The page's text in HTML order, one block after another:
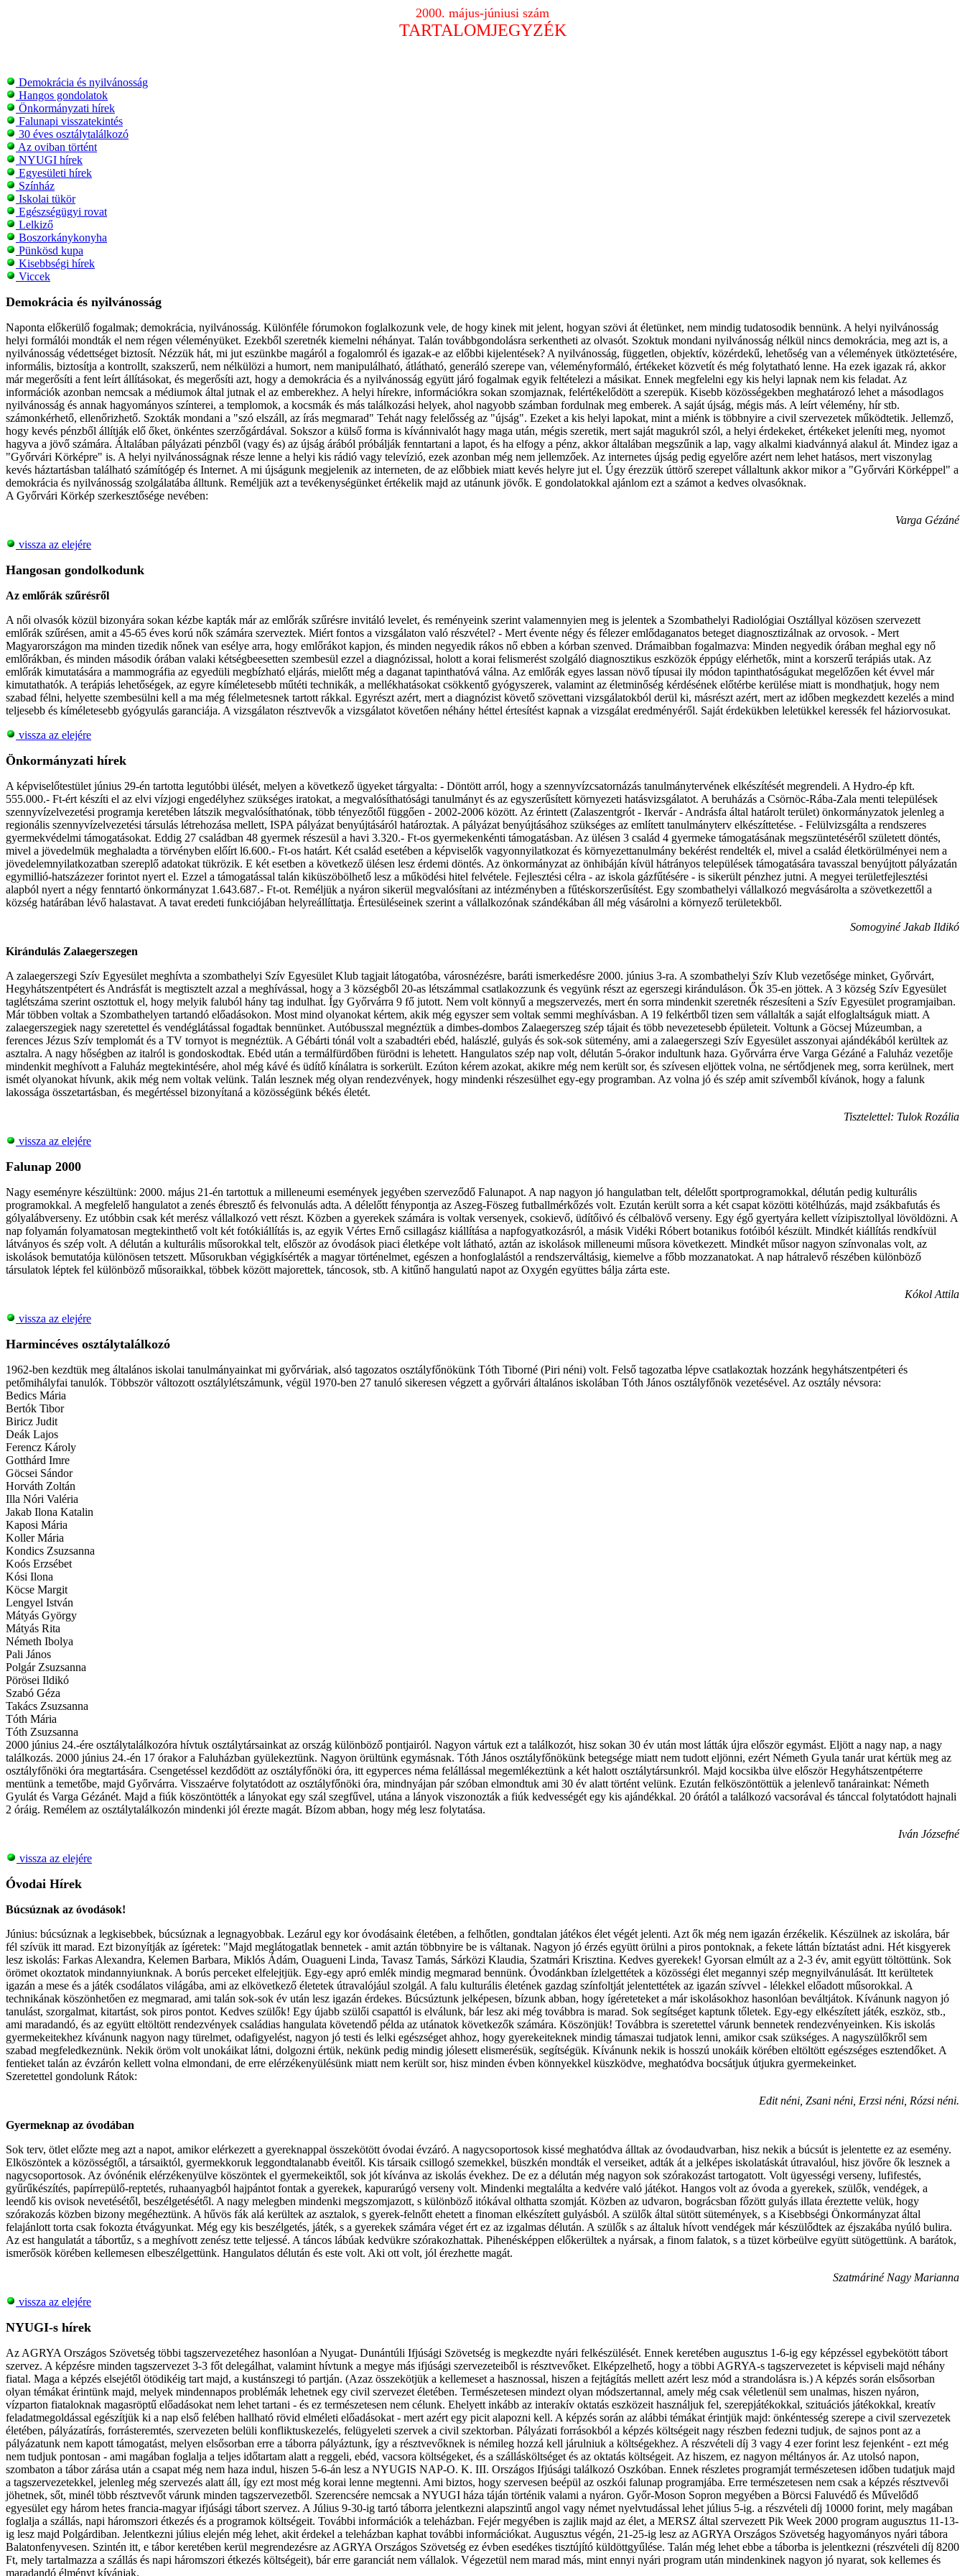
2000. május-júniusi szám
TARTALOMJEGYZÉK
Demokrácia és nyilvánosság
Hangos gondolatok
Önkormányzati hírek
Falunapi visszatekintés
30 éves osztálytalálkozó
Az oviban történt
NYUGI hírek
Egyesületi hírek
Színház
Iskolai tükör
Egészségügyi rovat
Lelkiző
Boszorkánykonyha
Pünkösd kupa
Kisebbségi hírek
Viccek
Demokrácia és nyilvánosság
Naponta előkerülő fogalmak; demokrácia, nyilvánosság. Különféle fórumokon foglalkozunk vele, de hogy kinek mit jelent, hogyan szövi át életünket, nem mindig tudatosodik bennünk. A helyi nyilvánosság
helyi formálói mondták el nem régen véleményüket. Ezekből szeretnék kiemelni néhányat. Talán továbbgondolásra serkentheti az olvasót. Szoktuk mondani nyilvánosság nélkül nincs demokrácia, meg azt is, a
nyilvánosság védettséget biztosít. Nézzük hát, mi jut eszünkbe magáról a fogalomról és igazak-e az előbbi kijelentések? A nyilvánosság, független, objektív, közérdekű, lehetőség van a vélemények ütköztetésére,
informális, biztosítja a kontrollt, szakszerű, nem nélkülözi a humort, nem manipulálható, átlátható, generáló szerepe van, véleményformáló, értékeket közvetít és még folytatható lenne. Ha ezek igazak rá, akkor
már megerősíti a fent leírt állításokat, és megerősíti azt, hogy a demokrácia és a nyilvánosság együtt járó fogalmak egyik feltételezi a másikat. Ennek megfelelni egy kis helyi lapnak nem kis feladat. Az
információk azonban nemcsak a médiumok által jutnak el az emberekhez. A helyi hírekre, információkra sokan szomjaznak, felértékelődött a szerepük. Kisebb közösségekben meghatározó lehet a másodlagos
nyilvánosság és annak hagyományos színterei, a templomok, a kocsmák és más találkozási helyek, ahol nagyobb számban fordulnak meg emberek. A saját újság, mégis más. A leírt vélemény, hír stb.
számonkérhető, ellenőrizhető. Szokták mondani a "szó elszáll, az írás megmarad" Tehát nagy felelősség az "újság". Ezeket a kis helyi lapokat, mint a miénk is többnyire a civil szervezetek működtetik. Jellemző,
hogy kevés pénzből állítják elő őket, önkéntes szerzőgárdával. Sokszor a külső forma is kívánnivalót hagy maga után, mégis szeretik, mert saját magukról szól, a helyi érdekeket, értékeket jeleníti meg, nyomot
hagyva a jövő számára. Általában pályázati pénzből (vagy és) az újság árából próbálják fenntartani a lapot, és ha elfogy a pénz, akkor általában megszűnik a lap, vagy alkalmi kiadvánnyá alakul át. Mindez igaz a
"Győrvári Körképre" is. A helyi nyilvánosságnak része lenne a helyi kis rádió vagy televízió, ezek azonban még nem jellemzőek. Az internetes újság pedig egyelőre azért nem lehet hatásos, mert viszonylag
kevés háztartásban található számítógép és Internet. A mi újságunk megjelenik az interneten, de az előbbiek miatt kevés helyre jut el. Úgy érezzük úttörő szerepet vállaltunk akkor mikor a "Győrvári Körképpel" a
demokrácia és nyilvánosság szolgálatába álltunk. Reméljük azt a tevékenységünket értékelik majd az utánunk jövők. E gondolatokkal ajánlom ezt a számot a kedves olvasóknak.
A Győrvári Körkép szerkesztősége nevében:
Varga Gézáné
vissza az elejére
Hangosan gondolkodunk
Az emlőrák szűrésről
A női olvasók közül bizonyára sokan kézbe kapták már az emlőrák szűrésre invitáló levelet, és reményeink szerint valamennyien meg is jelentek a Szombathelyi Radiológiai Osztállyal közösen szervezett
emlőrák szűrésen, amit a 45-65 éves korú nők számára szerveztek. Miért fontos a vizsgálaton való részvétel? - Mert évente négy és félezer emlődaganatos beteget diagnosztizálnak az orvosok. - Mert
Magyarországon ma minden tizedik nőnek van esélye arra, hogy emlőrákot kapjon, és minden negyedik rákos nő ebben a kórban szenved. Drámaibban fogalmazva: Minden negyedik órában meghal egy nő
emlőrákban, és minden második órában valaki kétségbeesetten szembesül ezzel a diagnózissal, holott a korai felismerést szolgáló diagnosztikus eszközök éppúgy elérhetők, mint a korszerű terápiás utak. Az
emlőrák kimutatására a mammográfia az egyedüli megbízható eljárás, mielőtt még a daganat tapinthatóvá válna. Az emlőrák egyes lassan növő típusai ily módon tapinthatóságukat megelőzően két évvel már
kimutathatók. A terápiás lehetőségek, az egyre kíméletesebb műtéti technikák, a mellékhatásokat csökkentő gyógyszerek, valamint az életminőség kérdésének előtérbe kerülése miatt is mondhatjuk, hogy nem
szabad félni, helyette szembesülni kell a ma még félelmetesnek tartott rákkal. Egyrészt azért, mert a diagnózist követő szövettani vizsgálatokból derül ki, másrészt azért, mert az időben megkezdett kezelés a mind
teljesebb és kíméletesebb gyógyulás garanciája. A vizsgálaton résztvevők a vizsgálatot követően néhány héttel értesítést kapnak a vizsgálat eredményéről. Saját érdekükben leletükkel keressék fel háziorvosukat.
vissza az elejére
Önkormányzati hírek
A képviselőtestület június 29-én tartotta legutóbbi ülését, melyen a következő ügyeket tárgyalta: - Döntött arról, hogy a szennyvízcsatornázás tanulmánytervének elkészítését megrendeli. A Hydro-ép kft.
555.000.- Ft-ért készíti el az elvi vízjogi engedélyhez szükséges iratokat, a megvalósíthatósági tanulmányt és az egyszerűsített környezeti hatásvizsgálatot. A beruházás a Csörnöc-Rába-Zala menti települések
szennyvízelvezetési programja keretében látszik megvalósíthatónak, több tényezőtől függően - 2002-2006 között. Az érintett (Zalaszentgrót - Ikervár - Andrásfa által határolt terület) önkormányzatok jelenleg a
regionális szennyvízelvezetési társulás létrehozása mellett, ISPA pályázat benyújtásáról határoztak. A pályázat benyújtásához szükséges az említett tanulmányterv elkészíttetése. - Felülvizsgálta a rendszeres
gyermekvédelmi támogatásokat. Eddig 27 családban 48 gyermek részesül a havi 3.320.- Ft-os gyermekenkénti támogatásban. Az ülésen 3 család 4 gyermeke támogatásának megszüntetéséről született döntés,
mivel a jövedelmük meghaladta a törvényben előírt l6.600.- Ft-os határt. Két család esetében a képviselők vagyonnyilatkozat és környezettanulmány bekérést rendelték el, mivel a család életkörülményei nem a
jövedelemnyilatkozatban szereplő adatokat tükrözik. E két esetben a következő ülésen lesz érdemi döntés. Az önkormányzat az önhibáján kívül hátrányos települések támogatására tavasszal benyújtott pályázatán
egymillió-hatszázezer forintot nyert el. Ezzel a támogatással talán kiküszöbölhető lesz a működési hitel felvétele. Fejlesztési célra - az iskola gázfűtésére - is sikerült pénzhez jutni. A megyei területfejlesztési
alapból nyert a négy fenntartó önkormányzat 1.643.687.- Ft-ot. Reméljük a nyáron sikerül megvalósítani az intézményben a fűtéskorszerűsítést. Egy szombathelyi vállalkozó megvásárolta a szövetkezettől a
község határában lévő halastavat. A tavat eredeti funkciójában helyreállíttatja. Értesüléseinek szerint a vállalkozónak szándékában áll még vásárolni a környező területekből.
Somogyiné Jakab Ildikó
Kirándulás Zalaegerszegen
A zalaegerszegi Szív Egyesület meghívta a szombathelyi Szív Egyesület Klub tagjait látogatóba, városnézésre, baráti ismerkedésre 2000. június 3-ra. A szombathelyi Szív Klub vezetősége minket, Győrvárt,
Hegyhátszentpétert és Andrásfát is megtisztelt azzal a meghívással, hogy a 3 községből 20-as létszámmal csatlakozzunk és vegyünk részt az egerszegi kiránduláson. Ők 35-en jöttek. A 3 község Szív Egyesület
taglétszáma szerint osztottuk el, hogy melyik faluból hány tag indulhat. Így Győrvárra 9 fő jutott. Nem volt könnyű a megszervezés, mert én sorra mindenkit szeretnék részesíteni a Szív Egyesület programjaiban.
Már többen voltak a Szombathelyen tartandó előadásokon. Most mind olyanokat kértem, akik még egyszer sem voltak semmi meghívásban. A 19 felkértből tizen sem vállalták a saját elfoglaltságuk miatt. A
zalaegerszegiek nagy szeretettel és vendéglátással fogadtak bennünket. Autóbusszal megnéztük a dimbes-dombos Zalaegerszeg szép tájait és több nevezetesebb épületeit. Voltunk a Göcsej Múzeumban, a
ferences Jézus Szív templomát és a TV tornyot is megnéztük. A Gébárti tónál volt a szabadtéri ebéd, halászlé, gulyás és sok-sok sütemény, ami a zalaegerszegi Szív Egyesület asszonyai ajándékából kerültek az
asztalra. A nagy hőségben az italról is gondoskodtak. Ebéd után a termálfürdőben fürödni is lehetett. Hangulatos szép nap volt, délután 5-órakor indultunk haza. Győrvárra érve Varga Gézáné a Faluház vezetője
mindenkit meghívott a Faluház megtekintésére, ahol még kávé és üdítő kínálatra is sorkerült. Ezúton kérem azokat, akikre még nem került sor, és szívesen eljöttek volna, ne sértődjenek meg, sorra kerülnek, mert
ismét olyanokat hívunk, akik még nem voltak velünk. Talán lesznek még olyan rendezvények, hogy mindenki részesülhet egy-egy programban. Az volna jó és szép amit szívemből kívánok, hogy a falunk
lakossága összetartásban, és megértéssel bizonyítaná a közösségünk békés életét.
Tisztelettel: Tulok Rozália
vissza az elejére
Falunap 2000
Nagy eseményre készültünk: 2000. május 21-én tartottuk a milleneumi események jegyében szerveződő Falunapot. A nap nagyon jó hangulatban telt, délelőtt sportprogramokkal, délután pedig kulturális
programokkal. A megfelelő hangulatot a zenés ébresztő és felvonulás adta. A délelőtt fénypontja az Aszeg-Föszeg futballmérkőzés volt. Ezután került sorra a két csapat közötti kötélhúzás, majd zsákbafutás és
gólyalábverseny. Ez utóbbin csak két merész vállalkozó vett részt. Közben a gyerekek számára is voltak versenyek, csokievő, üdítőivó és célbalövő verseny. Egy égő gyertyára kellett vízipisztollyal lövöldözni. A
nap folyamán folyamatosan megtekinthető volt két fotókiállítás is, az egyik Vértes Ernő csillagász kiállítása a napfogyatkozásról, a másik Vidéki Róbert botanikus fotóiból készült. Mindkét kiállítás rendkívül
látványos és szép volt. A délután a kulturális műsorokkal telt, először az óvodások piaci életképe volt látható, aztán az iskolások milleneumi műsora következett. Mindkét műsor nagyon színvonalas volt, az
iskolások bemutatója különösen tetszett. Műsorukban végigkísérték a magyar történelmet, egészen a honfoglalástól a rendszerváltásig, kiemelve a főbb mozzanatokat. A nap hátralevő részében különböző
társulatok léptek fel különböző műsoraikkal, többek között majorettek, táncosok, stb. A kitűnő hangulatú napot az Oxygén együttes bálja zárta este.
Kókol Attila
vissza az elejére
Harmincéves osztálytalálkozó
1962-ben kezdtük meg általános iskolai tanulmányainkat mi győrváriak, alsó tagozatos osztályfőnökünk Tóth Tiborné (Piri néni) volt. Felső tagozatba lépve csatlakoztak hozzánk hegyhátszentpéteri és
petőmihályfai tanulók. Többször változott osztálylétszámunk, végül 1970-ben 27 tanuló sikeresen végzett a győrvári általános iskolában Tóth János osztályfőnök vezetésével. Az osztály névsora:
Bedics Mária
Bertók Tibor
Biricz Judit
Deák Lajos
Ferencz Károly
Gotthárd Imre
Göcsei Sándor
Horváth Zoltán
Illa Nóri Valéria
Jakab Ilona Katalin
Kaposi Mária
Koller Mária
Kondics Zsuzsanna
Koós Erzsébet
Kósi Ilona
Köcse Margit
Lengyel István
Mátyás György
Mátyás Rita
Németh Ibolya
Pali János
Polgár Zsuzsanna
Pörösei Ildikó
Szabó Géza
Takács Zsuzsanna
Tóth Mária
Tóth Zsuzsanna
2000 június 24.-ére osztálytalálkozóra hívtuk osztálytársainkat az ország különböző pontjairól. Nagyon vártuk ezt a találkozót, hisz sokan 30 év után most látták újra először egymást. Eljött a nagy nap, a nagy
találkozás. 2000 június 24.-én 17 órakor a Faluházban gyülekeztünk. Nagyon örültünk egymásnak. Tóth János osztályfőnökünk betegsége miatt nem tudott eljönni, ezért Németh Gyula tanár urat kértük meg az
osztályfőnöki óra megtartására. Csengetéssel kezdődött az osztályfőnöki óra, itt egyperces néma felállással megemlékeztünk a két halott osztálytársunkról. Majd kocsikba ülve először Hegyhátszentpéterre
mentünk a temetőbe, majd Győrvárra. Visszaérve folytatódott az osztályfőnöki óra, mindnyájan pár szóban elmondtuk ami 30 év alatt történt velünk. Ezután felköszöntöttük a jelenlevő tanárainkat: Németh
Gyulát és Varga Gézánét. Majd a fiúk köszöntötték a lányokat egy szál szegfűvel, utána a lányok viszonozták a fiúk kedvességét egy kis ajándékkal. 20 órától a találkozó vacsorával és tánccal folytatódott hajnali
2 óráig. Remélem az osztálytalálkozón mindenki jól érezte magát. Bízom abban, hogy még lesz folytatása.
Iván Józsefné
vissza az elejére
Óvodai Hírek
Búcsúznak az óvodások!
Június: búcsúznak a legkisebbek, búcsúznak a legnagyobbak. Lezárul egy kor óvodásaink életében, a felhőtlen, gondtalan játékos élet végét jelenti. Azt ők még nem igazán érzékelik. Készülnek az iskolára, bár
fél szívük itt marad. Ezt bizonyítják az ígéretek: "Majd meglátogatlak bennetek - amit aztán többnyire be is váltanak. Nagyon jó érzés együtt örülni a piros pontoknak, a fekete láttán bíztatást adni. Hét kisgyerek
lesz iskolás: Farkas Alexandra, Kelemen Barbara, Miklós Ádám, Ouagueni Linda, Tavasz Tamás, Sárközi Klaudia, Szatmári Krisztina. Kedves gyerekek! Gyorsan elmúlt az a 2-3 év, amit együtt töltöttünk. Sok
örömet okoztatok mindannyiunknak. A borús perceket elfelejtjük. Egy-egy apró emlék mindig megmarad bennünk. Óvodánkban ízlelgettétek a közösségi élet megannyi szép megnyilvánulását. Itt kerültetek
igazán a mese és a játék csodálatos világába, ami az elkövetkező életetek útravalójául szolgál. A falu kulturális életének gazdag színfoltját jelentettétek az igazán szívvel - lélekkel előadott műsorokkal. A
technikának köszönhetően ez megmarad, ami talán sok-sok év után lesz igazán érdekes. Búcsúztunk jelképesen, bízunk abban, hogy ígéreteteket a már iskolásokhoz hasonlóan beváltjátok. Kívánunk nagyon jó
tanulást, szorgalmat, kitartást, sok piros pontot. Kedves szülők! Egy újabb szülői csapattól is elválunk, bár lesz aki még továbbra is marad. Sok segítséget kaptunk tőletek. Egy-egy elkészített játék, eszköz, stb.,
ami maradandó, és az együtt eltöltött rendezvények családias hangulata követendő példa az utánatok következők számára. Köszönjük! Továbbra is szeretettel várunk bennetek rendezvényeinken. Kis iskolás
gyermekeitekhez kívánunk nagyon nagy türelmet, odafigyelést, nagyon jó testi és lelki egészséget ahhoz, hogy gyerekeiteknek mindig támaszai tudjatok lenni, amikor csak szükséges. A nagyszülőkről sem
szabad megfeledkeznünk. Nekik öröm volt unokáikat látni, dolgozni értük, nekünk pedig mindig jólesett elismerésük, segítségük. Kívánunk nekik is hosszú unokáik körében eltöltött egészséges esztendőket. A
fentieket talán az évzárón kellett volna elmondani, de erre elérzékenyülésünk miatt nem került sor, hisz minden évben könnyekkel küszködve, meghatódva bocsátjuk útjukra gyermekeinket.
Szeretettel gondolunk Rátok:
Edit néni, Zsani néni, Erzsi néni, Rózsi néni.
Gyermeknap az óvodában
Sok terv, ötlet előzte meg azt a napot, amikor elérkezett a gyereknappal összekötött óvodai évzáró. A nagycsoportosok kissé meghatódva álltak az óvodaudvarban, hisz nekik a búcsút is jelentette ez az esemény.
Elköszöntek a közösségtől, a társaiktól, gyermekkoruk leggondtalanabb éveitől. Kis társaik csillogó szemekkel, büszkén mondták el verseiket, adták át a jelképes iskolatáskát útravalóul, hisz jövőre ők lesznek a
nagycsoportosok. Az óvónénik elérzékenyülve köszöntek el gyermekeiktől, sok jót kívánva az iskolás évekhez. De ez a délután még nagyon sok szórakozást tartogatott. Volt ügyességi verseny, lufifestés,
gyűrűkészítés, papírrepülő-reptetés, ruhaanyagból hajpántot fontak a gyerekek, kapurarúgó verseny volt. Mindenki megtalálta a kedvére való játékot. Hangos volt az óvoda a gyerekek, szülők, vendégek, a
leendő kis ovisok nevetésétől, beszélgetésétől. A nagy melegben mindenki megszomjazott, s különböző itókával olthatta szomját. Közben az udvaron, bográcsban főzött gulyás illata éreztette velük, hogy
szórakozás közben bizony megéheztünk. A hűvös fák alá kerültek az asztalok, s gyerek-felnőtt ehetett a finoman elkészített gulyásból. A szülők által sütött sütemények, s a Kisebbségi Önkormányzat által
felajánlott torta csak fokozta étvágyunkat. Még egy kis beszélgetés, játék, s a gyerekek számára véget ért ez az izgalmas délután. A szülők s az általuk hívott vendégek már készülődtek az éjszakába nyúló bulira.
Az est hangulatát a tábortűz, s a meghívott zenész tette teljessé. A táncos lábúak kedvükre szórakozhattak. Pihenésképpen előkerültek a nyársak, a finom falatok, s a tüzet körbeülve együtt sütögettünk. A barátok,
ismerősök körében kellemesen elbeszélgettünk. Hangulatos délután és este volt. Aki ott volt, jól érezhette magát.
Szatmáriné Nagy Marianna
vissza az elejére
NYUGI-s hírek
Az AGRYA Országos Szövetség többi tagszervezetéhez hasonlóan a Nyugat- Dunántúli Ifjúsági Szövetség is megkezdte nyári felkészülését. Ennek keretében augusztus 1-6-ig egy képzéssel egybekötött tábort
szervez. A képzésre minden tagszervezet 3-3 főt delegálhat, valamint hívtunk a megye más ifjúsági szervezeteiből is résztvevőket. Elképzelhető, hogy a többi AGRYA-s tagszervezetet is képviseli majd néhány
fiatal. Maga a képzés elsejétől ötödikéig tart majd, a kustánszegi tó partján. (Azaz összekötjük a kellemeset a hasznossal, hiszen a fejtágítás mellett azért lesz mód a strandolásra is.) A képzés során elsősorban
olyan témákat érintünk majd, melyek mindennapos problémák lehetnek egy civil szervezet életében. Természetesen mindezt olyan módszertannal, amely még csak véletlenül sem unalmas, hiszen nyáron,
vízparton fiataloknak magasröptű előadásokat nem lehet tartani - és ez természetesen nem célunk. Ehelyett inkább az interakív oktatás eszközeit használjuk fel, szerepjátékokkal, szituációs játékokkal, kreatív
feladatmegoldással egészítjük ki a nap első felében hallható rövid elméleti előadásokat - mert azért egy picit alapozni kell. A képzés során az alábbi témákat érintjük majd: önkéntesség szerepe a civil szervezetek
életében, pályázatírás, forrásteremtés, szervezeten belüli konfliktuskezelés, felügyeleti szervek a civil szektorban. Pályázati forrásokból a képzés költségeit nagy részben fedezni tudjuk, de sajnos pont az a
pályázatunk nem kapott támogatást, melyen elsősorban erre a táborra pályáztunk, így a résztvevőknek is némileg hozzá kell járulniuk a költségekhez. A részvételi díj 3 vagy 4 ezer forint lesz fejenként - ezt még
nem tudjuk pontosan - ami magában foglalja a teljes időtartam alatt a reggeli, ebéd, vacsora költségeket, és a szállásköltséget és az oktatás költségeit. Az hiszem, ez nagyon méltányos ár. Az utolsó napon,
szombaton a tábor zárása után a csapat még nem haza indul, hiszen 5-6-án lesz a NYUGIS NAP-O. K. III. Országos Ifjúsági találkozó Oszkóban. Ennek részletes programját természetesen időben tudatjuk majd
a tagszervezetekkel, jelenleg még szervezés alatt áll, így ezt most még korai lenne megtenni. Ami biztos, hogy szervesen beépül az oszkói falunap programjába. Erre természetesen nem csak a képzés résztvevői
jöhetnek, sőt, minél több résztvevőt várunk minden tagszervezetből. Szerencsére nemcsak a NYUGI háza táján történik valami a nyáron. Győr-Moson Sopron megyében a Börcsi Faluvédő és Művelődő
egyesület egy három hetes francia-magyar ifjúsági tábort szervez. A Július 9-30-ig tartó táborra jelentkezni alapszintű angol vagy német nyelvtudással lehet július 5-ig. a részvételi díj 10000 forint, mely magában
foglalja a szállás, napi háromszori étkezés és a programok költségeit. További információk a teleházban. Fejér megyében is zajlik majd az élet, a MERSZ által szervezett Pik Week 2000 program augusztus 11-13-
ig lesz majd Polgárdiban. Jelentkezni július elején még lehet, akit érdekel a teleházban kaphat további információkat. Augusztus végén, 21-25-ig lesz az AGRYA Országos Szövetség hagyományos nyári tábora
Balatonfenyvesen. Szintén itt, e tábor keretében kerül megrendezésre az AGRYA Országos Szövetség ez évben esedékes tisztújító küldöttgyűlése. Talán még lehet ebbe a táborba is jelentkezni (részvételi díj 8200
Ft, mely tartalmazza a szállás és napi háromszori étkezés költségeit), bár erre garanciát nem vállalok. Végezetül nem marad más, mint ennyi nyári program után mindenkinek nagyon jó nyarat, sok kellemes és
maradandó élményt kívánjak.